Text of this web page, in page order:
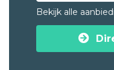
Bekijk alle